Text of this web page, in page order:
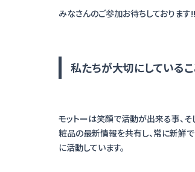
私たちが大切にしているこ
モットーは笑顔で活動が出来る事、
粧品の最新情報を共有し、常に新鮮